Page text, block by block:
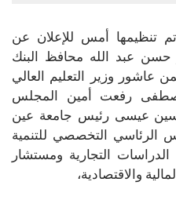
تنظيمها أمس للإعلان عن
حسن عبد الله محافظ البنك
عاشور وزير التعليم العالي
مصطفى رفعت أمين المجلس
حسين عيسى رئيس جامعة عين
التخصصي للتنمية
التجارية ومستشار
والاقتصادية،